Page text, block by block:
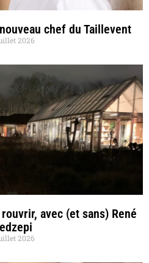
chef du Taillevent
2026
avec (et sans) René
2026